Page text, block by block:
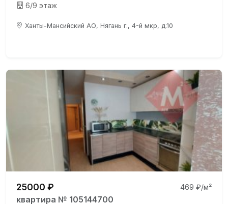
6/9 этаж
Ханты-Мансийский АО, Нягань г., 4-й мкр, д.10
25000 ₽ 469 ₽/м²
квартира № 105144700